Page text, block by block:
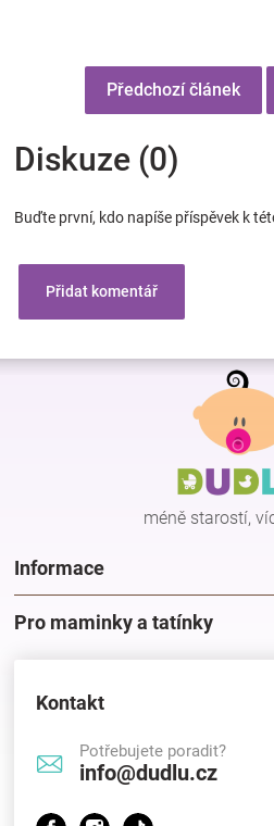
Předchozí článek
Diskuze (0)
Buďte první, kdo napíše příspěvek k
Přidat komentář
Z
méně starostí,
Informace
Pro maminky a tatínky
Kontakt
Potřebujete poradit?
info@dudlu.cz